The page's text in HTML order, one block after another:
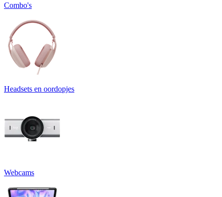
Combo's
Headsets en oordopjes
Webcams